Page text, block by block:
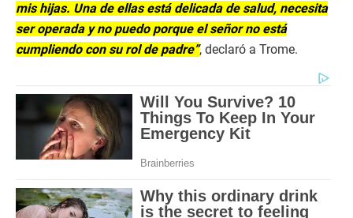
mis hijas. Una de ellas está delicada de salud, necesita
ser operada y no puedo porque el señor no está
cumpliendo con su rol de padre”, declaró a Trome.